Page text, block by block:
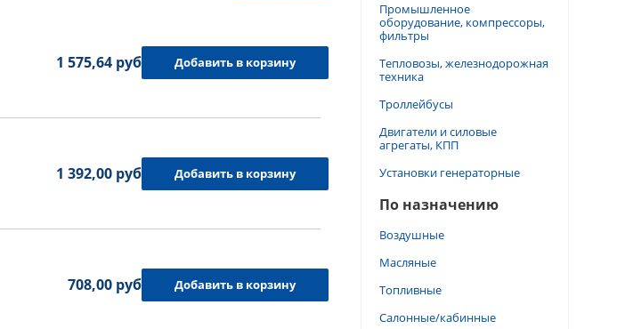
1 575,64 руб. Добавить в корзину
1 392,00 руб. Добавить в корзину
708,00 руб. Добавить в корзину
Промышленное
оборудование, компрессоры,
фильтры
Тепловозы, железнодорожная
техника
Троллейбусы
Двигатели и силовые
агрегаты, КПП
Установки генераторные
По назначению
Воздушные
Масляные
Топливные
Салонные/кабинные